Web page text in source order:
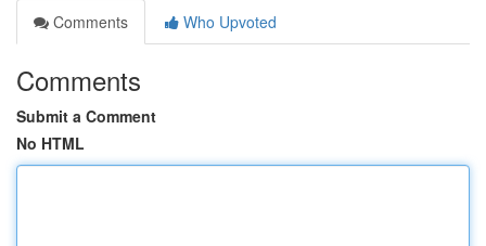
Comments
Who Upvoted
Comments
Submit a Comment
No HTML